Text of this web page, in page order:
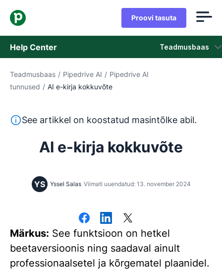
Proovi tasuta
Help Center Teadmusbaas
Teadmusbaas
Võta ühendust klienditoega
Teadmusbaas / Pipedrive AI / Pipedrive AI
tunnused / AI e-kirja kokkuvõte
See tekst on tõlgitud inglise keelest
See artikkel on koostatud masintõlke abil.
AI e-kirja kokkuvõte
YS Yssel Salas Viimati uuendatud: 13. november 2024
Märkus: See funktsioon on hetkel
beetaversioonis ning saadaval ainult
professionaalsetel ja kõrgematel plaanidel.